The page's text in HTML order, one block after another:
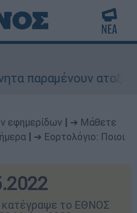
αταξινόμητα - Λύση
εφημερίδων
➔ Μάθετε
➔ Εορτολόγιο: Ποιοι
κατέγραψε το ΕΘΝΟΣ